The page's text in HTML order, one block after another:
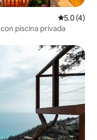
5.0 (4)
piscina privada